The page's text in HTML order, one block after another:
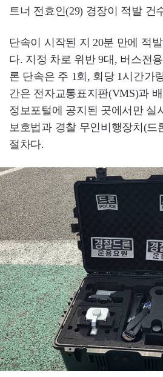
트너 전효인(29) 경장이 적발 건
단속이 시작된 지 20분 만에 적
다. 지정 차로 위반 9대, 버스전
론 단속은 주 1회, 회당 1시간가
간은 전자교통표지판(VMS)과
정보포털에 공지된 곳에서만 실
보호법과 경찰 무인비행장치(드
절차다.